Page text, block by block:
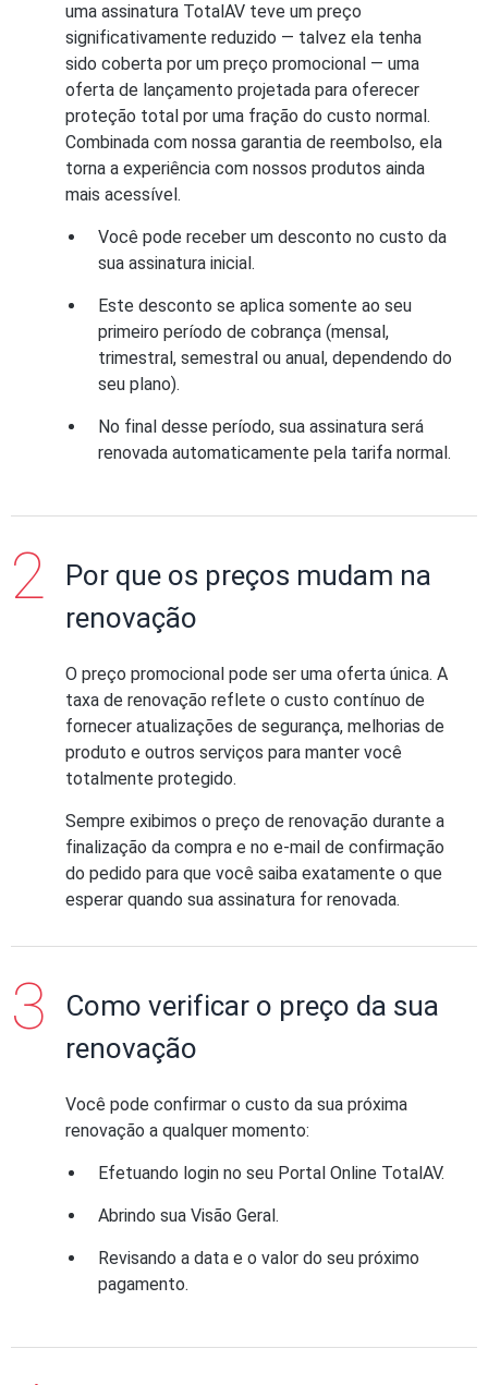
uma assinatura TotalAV teve um preço
significativamente reduzido — talvez ela tenha
sido coberta por um preço promocional — uma
oferta de lançamento projetada para oferecer
proteção total por uma fração do custo normal.
Combinada com nossa garantia de reembolso, ela
torna a experiência com nossos produtos ainda
mais acessível.
Você pode receber um desconto no custo da
sua assinatura inicial.
Este desconto se aplica somente ao seu
primeiro período de cobrança (mensal,
trimestral, semestral ou anual, dependendo do
seu plano).
No final desse período, sua assinatura será
renovada automaticamente pela tarifa normal.
Por que os preços mudam na
renovação
O preço promocional pode ser uma oferta única. A
taxa de renovação reflete o custo contínuo de
fornecer atualizações de segurança, melhorias de
produto e outros serviços para manter você
totalmente protegido.
Sempre exibimos o preço de renovação durante a
finalização da compra e no e-mail de confirmação
do pedido para que você saiba exatamente o que
esperar quando sua assinatura for renovada.
Como verificar o preço da sua
renovação
Você pode confirmar o custo da sua próxima
renovação a qualquer momento:
Efetuando login no seu Portal Online TotalAV.
Abrindo sua Visão Geral.
Revisando a data e o valor do seu próximo
pagamento.